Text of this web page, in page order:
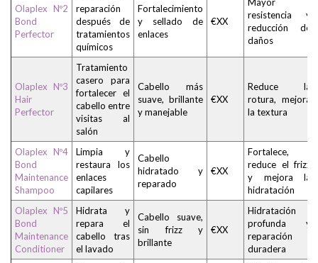
Olaplex Nº2
Bond
Perfector
reparación
después de
tratamientos
químicos
Fortalecimiento
y sellado de
enlaces
€XX
Mayor
resistencia y
reducción de
daños
Olaplex Nº3
Hair
Perfector
Tratamiento
casero para
fortalecer el
cabello entre
visitas al
salón
Cabello más
suave, brillante
y manejable
€XX
Reduce la
rotura, mejora
la textura
Olaplex Nº4
Bond
Maintenance
Shampoo
Limpia y
restaura los
enlaces
capilares
Cabello
hidratado y
reparado
€XX
Fortalece,
reduce el frizz
y mejora la
hidratación
Olaplex Nº5
Bond
Maintenance
Conditioner
Hidrata y
repara el
cabello tras
el lavado
Cabello suave,
sin frizz y
brillante
€XX
Hidratación
profunda y
reparación
duradera